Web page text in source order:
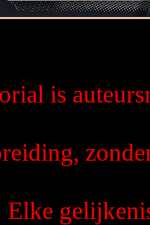
is
Elke